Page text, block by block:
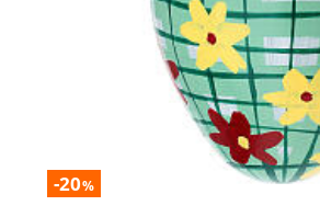
-20%